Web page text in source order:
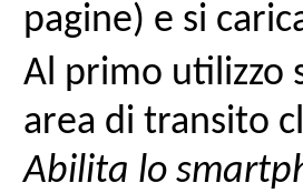
pagine) e si
Al primo utilizzo
area di transito
Abilita lo